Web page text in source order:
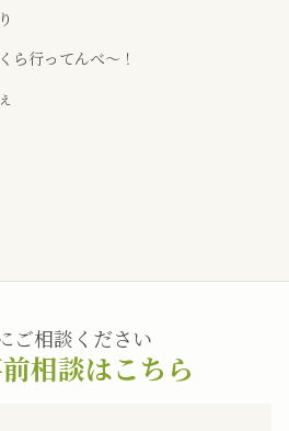
ら行ってんべ～！
ご相談ください
相談はこちら